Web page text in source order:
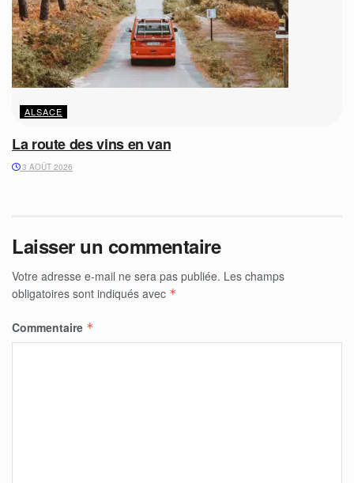
ALSACE
La route des vins en van
3 AOÛT 2026
Laisser un commentaire
Votre adresse e-mail ne sera pas publiée. Les champs
obligatoires sont indiqués avec *
Commentaire *